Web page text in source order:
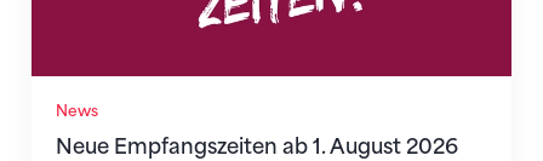
News
Neue Empfangszeiten ab 1. August 2026